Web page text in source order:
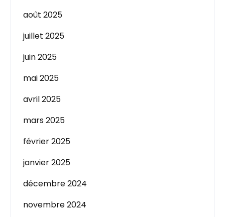
août 2025
juillet 2025
juin 2025
mai 2025
avril 2025
mars 2025
février 2025
janvier 2025
décembre 2024
novembre 2024